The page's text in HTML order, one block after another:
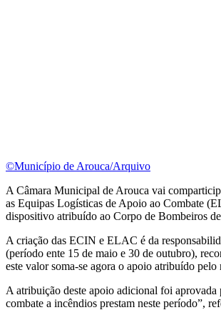
©Município de Arouca/Arquivo
A Câmara Municipal de Arouca vai
as Equipas Logísticas de Apoio ao Combate
dispositivo atribuído ao Corpo de Bombeiros
A criação das ECIN e ELAC é da
(período ente 15 de maio e 30 de outubro),
este valor soma-se agora o apoio atribuído
A atribuição deste apoio adicional foi
combate a incêndios prestam neste período”,